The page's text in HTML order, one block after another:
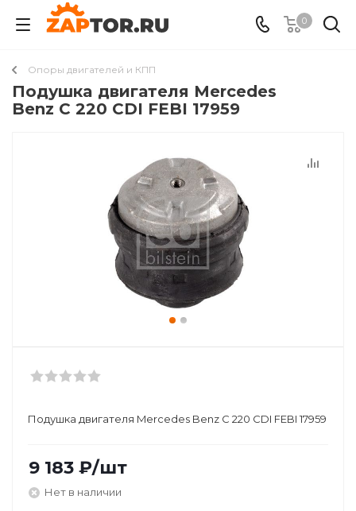
0
Опоры двигателей и КПП
Подушкa двигателя Mercedes
Benz C 220 CDI FEBI 17959
Подушкa двигателя Mercedes Benz C 220 CDI FEBI 17959
9 183 ₽/шт
Нет в наличии